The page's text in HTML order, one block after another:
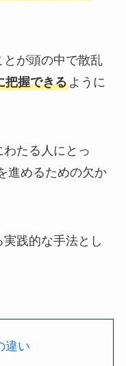
が頭の中で散乱
把握できるように
たる人にとっ
進めるための欠か
践的な手法とし
違い